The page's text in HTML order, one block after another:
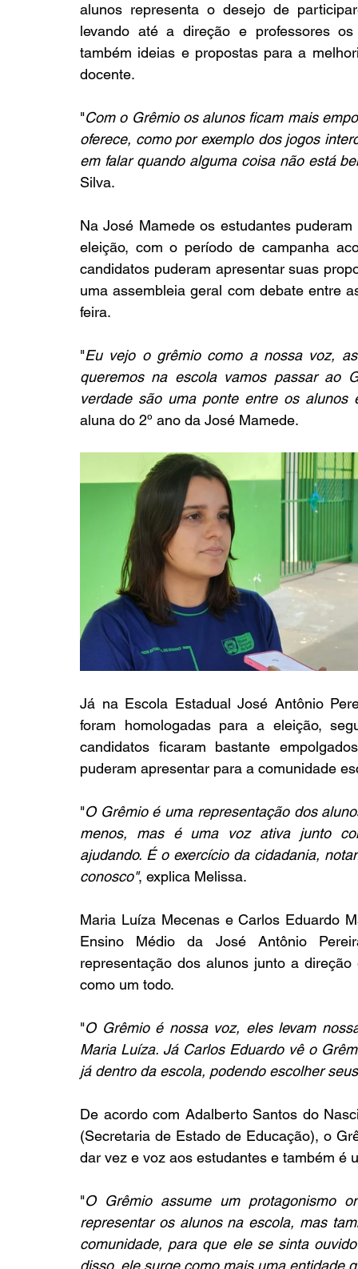
alunos representa o desejo de
levando até a direção e professores
também ideias e propostas para a
docente.
"Com o Grêmio os alunos ficam mais
oferece, como por exemplo dos jogos
em falar quando alguma coisa não está
Silva.
Na José Mamede os estudantes
eleição, com o período de campanha
candidatos puderam apresentar suas
uma assembleia geral com debate entre
feira.
"Eu vejo o grêmio como a nossa voz,
queremos na escola vamos passar ao
verdade são uma ponte entre os alunos
aluna do 2º ano da José Mamede.
Já na Escola Estadual José Antônio
foram homologadas para a eleição,
candidatos ficaram bastante
puderam apresentar para a comunidade
"O Grêmio é uma representação dos
menos, mas é uma voz ativa junto
ajudando. É o exercício da cidadania,
conosco", explica Melissa.
Maria Luíza Mecenas e Carlos Eduardo
Ensino Médio da José Antônio
representação dos alunos junto a
como um todo.
"O Grêmio é nossa voz, eles levam
Maria Luíza. Já Carlos Eduardo vê o
já dentro da escola, podendo escolher
De acordo com Adalberto Santos do
(Secretaria de Estado de Educação), o
dar vez e voz aos estudantes e também é
"O Grêmio assume um protagonismo
representar os alunos na escola, mas
comunidade, para que ele se sinta
disso, ele surge como mais uma entidade